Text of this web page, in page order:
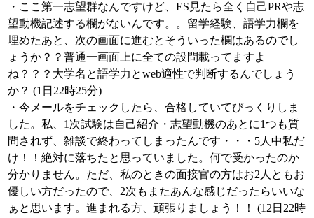
・ここ第一志望群なんですけど、ES見たら全く自己PRや志
望動機記述する欄がないんです。。留学経験、語学力欄を
埋めたあと、次の画面に進むとそういった欄はあるのでし
ょうか？？普通一画面上に全ての設問載ってますよ
ね？？？大学名と語学力とweb適性で判断するんでしょう
か？ (1日22時25分)
・今メールをチェックしたら、合格していてびっくりしま
した。私、1次試験は自己紹介・志望動機のあとに1つも質
問されず、雑談で終わってしまったんです・・・5人中私だ
け！！絶対に落ちたと思っていました。何で受かったのか
分かりません。ただ、私のときの面接官の方はお2人ともお
優しい方だったので、2次もまたあんな感じだったらいいな
ぁと思います。進まれる方、頑張りましょう！！ (12日22時